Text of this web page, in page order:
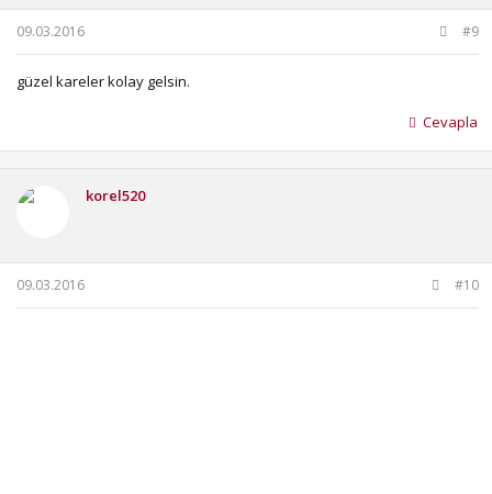
09.03.2016 #9
güzel kareler kolay gelsin.
Cevapla
korel520
09.03.2016 #10